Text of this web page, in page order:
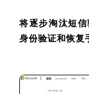
将逐步淘汰短
身份验证和恢复